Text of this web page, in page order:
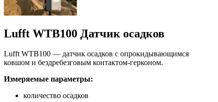
Lufft WTB100 Датчик осадков
Lufft WTB100 — датчик осадков с опрокидывающимся
ковшом и бездребезговым контактом-герконом.
Измеряемые параметры:
количество осадков